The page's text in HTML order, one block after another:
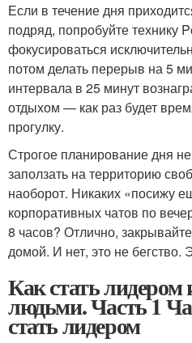
Если в течение дня
подряд, попробуйте технику
фокусироваться
потом делать перерыв на 5
интервала в 25 минут
отдыхом — как раз будет
прогулку.
Строгое планирование дня
заползать на территорию
наоборот. Никаких «посижу
корпоративных чатов по
8 часов? Отлично,
домой. И нет, это не бегство.
Как стать лидером
людьми. Часть 1
стать лидером